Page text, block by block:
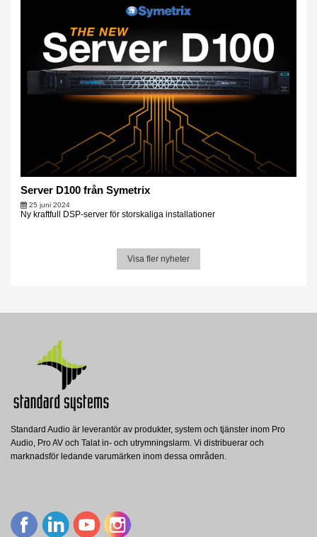
Server D100 från Symetrix
25 juni 2024
Ny kraftfull DSP-server för storskaliga installationer
Visa fler nyheter
Standard Audio är leverantör av produkter, system och tjänster inom Pro
Audio, Pro AV och Talat in- och utrymningslarm. Vi distribuerar och
marknadsför ledande varumärken inom dessa områden.